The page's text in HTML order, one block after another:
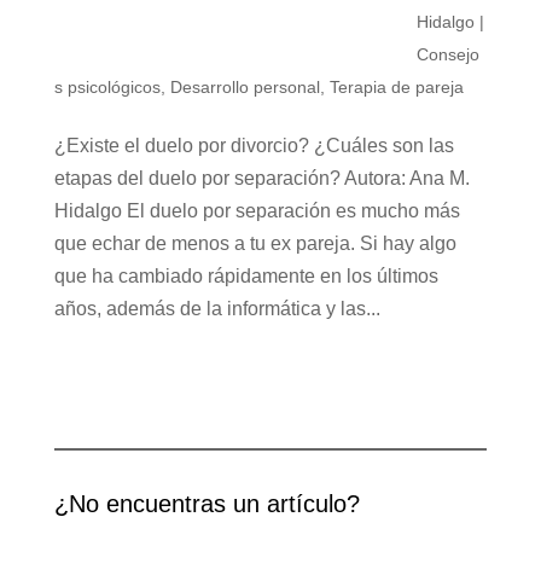
Hidalgo|
Consejo
s psicológicos, Desarrollo personal, Terapia de pareja
¿Existe el duelo por divorcio? ¿Cuáles son las
etapas del duelo por separación? Autora: Ana M.
Hidalgo El duelo por separación es mucho más
que echar de menos a tu ex pareja. Si hay algo
que ha cambiado rápidamente en los últimos
años, además de la informática y las...
¿No encuentras un artículo?